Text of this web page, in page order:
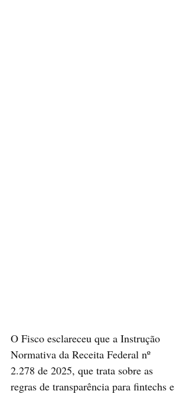
O Fisco esclareceu que a Instrução
Normativa da Receita Federal nº
2.278 de 2025, que trata sobre as
regras de transparência para fintechs e